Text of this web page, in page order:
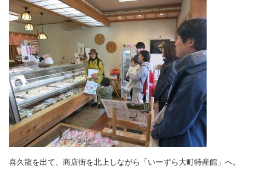
喜久龍を出て、商店街を北上しながら「いーずら大町特産館」へ。